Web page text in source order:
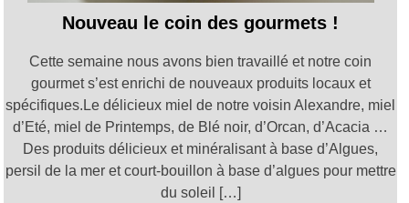
Nouveau le coin des gourmets !
Cette semaine nous avons bien travaillé et notre coin
gourmet s’est enrichi de nouveaux produits locaux et
spécifiques.Le délicieux miel de notre voisin Alexandre, miel
d’Eté, miel de Printemps, de Blé noir, d’Orcan, d’Acacia …
Des produits délicieux et minéralisant à base d’Algues,
persil de la mer et court-bouillon à base d’algues pour mettre
du soleil […]